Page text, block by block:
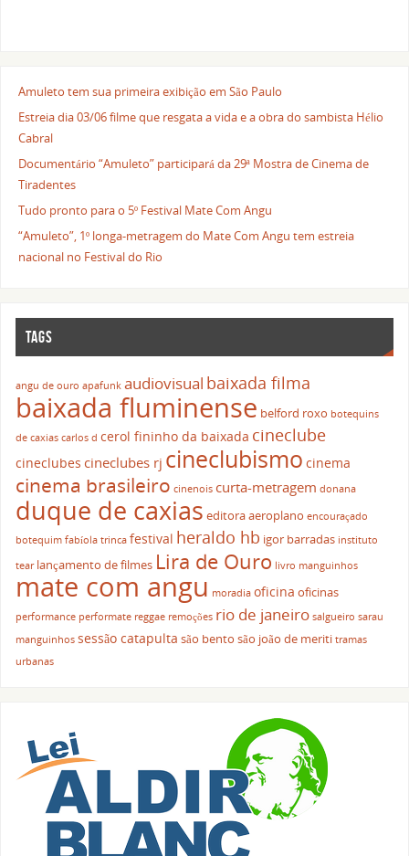
Amuleto tem sua primeira exibição em São Paulo
Estreia dia 03/06 filme que resgata a vida e a obra do sambista Hélio
Cabral
Documentário “Amuleto” participará da 29ª Mostra de Cinema de
Tiradentes
Tudo pronto para o 5º Festival Mate Com Angu
“Amuleto”, 1º longa-metragem do Mate Com Angu tem estreia
nacional no Festival do Rio
TAGS
angu de ouro apafunk audiovisual baixada filma
baixada fluminense belford roxo botequins
de caxias carlos d cerol fininho da baixada cineclube
cineclubes cineclubes rj cineclubismo cinema
cinema brasileiro cinenois curta-metragem donana
duque de caxias editora aeroplano encouraçado
botequim fabíola trinca festival heraldo hb igor barradas instituto
tear lançamento de filmes Lira de Ouro livro manguinhos
mate com angu moradia oficina oficinas
performance performate reggae remoções rio de janeiro salgueiro sarau
manguinhos sessão catapulta são bento são joão de meriti tramas
urbanas